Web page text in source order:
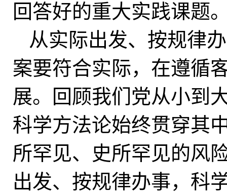
回答好的重大实践课题
从实际出发、按规律
案要符合实际，在遵循
展。回顾我们党从小到
科学方法论始终贯穿其
所罕见、史所罕见的风
出发、按规律办事，科